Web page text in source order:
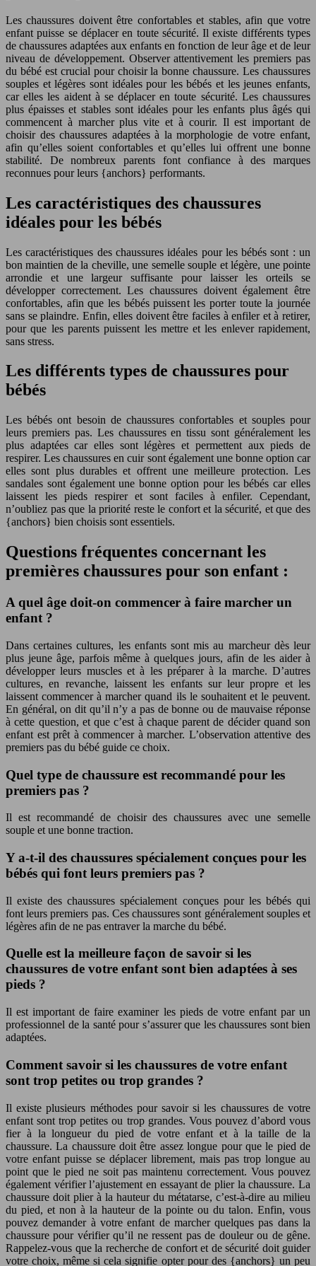
Les chaussures doivent être confortables et stables, afin que votre
enfant puisse se déplacer en toute sécurité. Il existe différents types
de chaussures adaptées aux enfants en fonction de leur âge et de leur
niveau de développement. Observer attentivement les premiers pas
du bébé est crucial pour choisir la bonne chaussure. Les chaussures
souples et légères sont idéales pour les bébés et les jeunes enfants,
car elles les aident à se déplacer en toute sécurité. Les chaussures
plus épaisses et stables sont idéales pour les enfants plus âgés qui
commencent à marcher plus vite et à courir. Il est important de
choisir des chaussures adaptées à la morphologie de votre enfant,
afin qu’elles soient confortables et qu’elles lui offrent une bonne
stabilité. De nombreux parents font confiance à des marques
reconnues pour leurs {anchors} performants.
Les caractéristiques des chaussures
idéales pour les bébés
Les caractéristiques des chaussures idéales pour les bébés sont : un
bon maintien de la cheville, une semelle souple et légère, une pointe
arrondie et une largeur suffisante pour laisser les orteils se
développer correctement. Les chaussures doivent également être
confortables, afin que les bébés puissent les porter toute la journée
sans se plaindre. Enfin, elles doivent être faciles à enfiler et à retirer,
pour que les parents puissent les mettre et les enlever rapidement,
sans stress.
Les différents types de chaussures pour
bébés
Les bébés ont besoin de chaussures confortables et souples pour
leurs premiers pas. Les chaussures en tissu sont généralement les
plus adaptées car elles sont légères et permettent aux pieds de
respirer. Les chaussures en cuir sont également une bonne option car
elles sont plus durables et offrent une meilleure protection. Les
sandales sont également une bonne option pour les bébés car elles
laissent les pieds respirer et sont faciles à enfiler. Cependant,
n’oubliez pas que la priorité reste le confort et la sécurité, et que des
{anchors} bien choisis sont essentiels.
Questions fréquentes concernant les
premières chaussures pour son enfant :
A quel âge doit-on commencer à faire marcher un
enfant ?
Dans certaines cultures, les enfants sont mis au marcheur dès leur
plus jeune âge, parfois même à quelques jours, afin de les aider à
développer leurs muscles et à les préparer à la marche. D’autres
cultures, en revanche, laissent les enfants sur leur propre et les
laissent commencer à marcher quand ils le souhaitent et le peuvent.
En général, on dit qu’il n’y a pas de bonne ou de mauvaise réponse
à cette question, et que c’est à chaque parent de décider quand son
enfant est prêt à commencer à marcher. L’observation attentive des
premiers pas du bébé guide ce choix.
Quel type de chaussure est recommandé pour les
premiers pas ?
Il est recommandé de choisir des chaussures avec une semelle
souple et une bonne traction.
Y a-t-il des chaussures spécialement conçues pour les
bébés qui font leurs premiers pas ?
Il existe des chaussures spécialement conçues pour les bébés qui
font leurs premiers pas. Ces chaussures sont généralement souples et
légères afin de ne pas entraver la marche du bébé.
Quelle est la meilleure façon de savoir si les
chaussures de votre enfant sont bien adaptées à ses
pieds ?
Il est important de faire examiner les pieds de votre enfant par un
professionnel de la santé pour s’assurer que les chaussures sont bien
adaptées.
Comment savoir si les chaussures de votre enfant
sont trop petites ou trop grandes ?
Il existe plusieurs méthodes pour savoir si les chaussures de votre
enfant sont trop petites ou trop grandes. Vous pouvez d’abord vous
fier à la longueur du pied de votre enfant et à la taille de la
chaussure. La chaussure doit être assez longue pour que le pied de
votre enfant puisse se déplacer librement, mais pas trop longue au
point que le pied ne soit pas maintenu correctement. Vous pouvez
également vérifier l’ajustement en essayant de plier la chaussure. La
chaussure doit plier à la hauteur du métatarse, c’est-à-dire au milieu
du pied, et non à la hauteur de la pointe ou du talon. Enfin, vous
pouvez demander à votre enfant de marcher quelques pas dans la
chaussure pour vérifier qu’il ne ressent pas de douleur ou de gêne.
Rappelez-vous que la recherche de confort et de sécurité doit guider
votre choix, même si cela signifie opter pour des {anchors} un peu